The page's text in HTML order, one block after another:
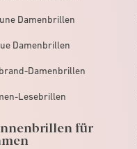
Damenbrillen
Damenbrillen
Damenbrillen
Lesebrillen
für